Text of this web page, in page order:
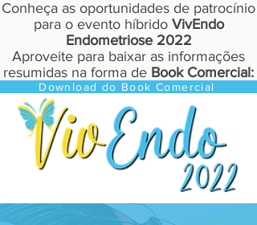
Conheça as oportunidades de patrocínio
para o evento híbrido VivEndo
Endometriose 2022
Aproveite para baixar as informações
resumidas na forma de Book Comercial:
Download do Book Comercial